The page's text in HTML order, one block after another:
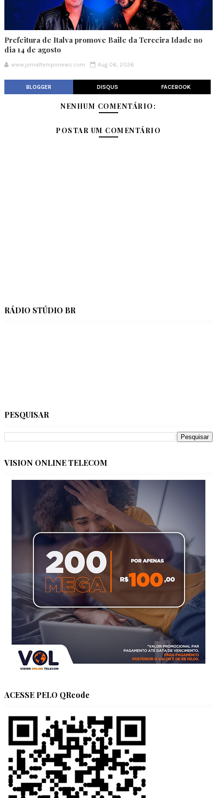
Prefeitura de Italva promove Baile da Terceira Idade no
dia 14 de agosto
www.jornaltemponews.com Aug 06, 2026
BLOGGER DISQUS FACEBOOK
NENHUM COMENTÁRIO:
POSTAR UM COMENTÁRIO
RÁDIO STÚDIO BR
PESQUISAR
VISION ONLINE TELECOM
ACESSE PELO QRcode